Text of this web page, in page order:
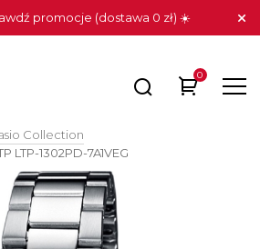
promocje (dostawa 0 zł) ☀️
0
Collection
LTP-1302PD-7A1VEG